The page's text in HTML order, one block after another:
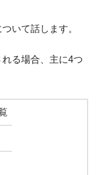
いて話します。
る場合、主に4つ